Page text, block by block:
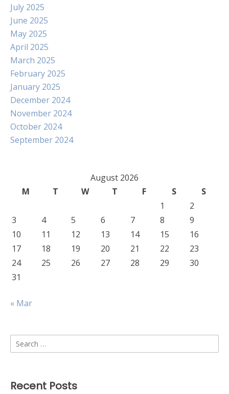
July 2025
June 2025
May 2025
April 2025
March 2025
February 2025
January 2025
December 2024
November 2024
October 2024
September 2024
August 2026
M
T W T F S
S
1
2
3
4 5 6 7 8
9
10
11 12 13 14 15
16
17
18 19 20 21 22
23
24
25 26 27 28 29
30
31
« Mar
Search
for:
Recent Posts